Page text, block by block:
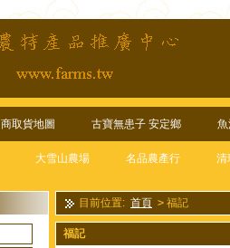
取貨地圖 古寶無患子 安定鄉
大雪山農場 名品農產行 清
目前位置: 首頁 > 福記
福記